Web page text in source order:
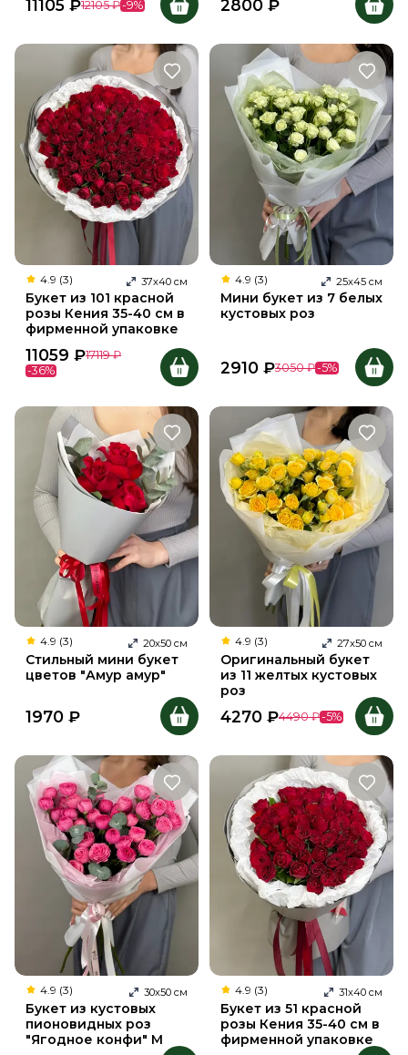
11105 ₽12105 ₽-9% 2800 ₽
4.9 (3) 37х40 см
Букет из 101 красной
розы Кения 35-40 см в
фирменной упаковке
11059 ₽17119 ₽
-36%
4.9 (3) 25х45 см
Мини букет из 7 белых
кустовых роз
2910 ₽3050 ₽-5%
4.9 (3) 20х50 см
Стильный мини букет
цветов "Амур амур"
1970 ₽
4.9 (3) 27х50 см
Оригинальный букет
из 11 желтых кустовых
роз
4270 ₽4490 ₽-5%
4.9 (3) 30х50 см
Букет из кустовых
пионовидных роз
"Ягодное конфи" M
4.9 (3) 31х40 см
Букет из 51 красной
розы Кения 35-40 см в
фирменной упаковке